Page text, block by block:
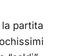
partita